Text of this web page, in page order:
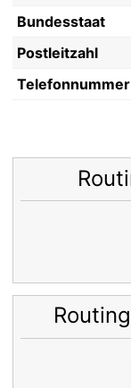
Bundesstaat
Postleitzahl
Telefonnummer